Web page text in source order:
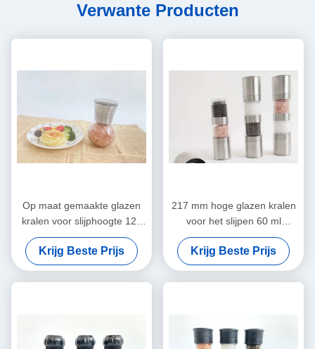
Verwante Producten
Op maat gemaakte glazen
kralen voor slijphoogte 127
mm voor
precisiewerkzaamheden
Krijg Beste Prijs
217 mm hoge glazen kralen
voor het slijpen 60 ml
capaciteit gladde slijp
ervaring
Krijg Beste Prijs